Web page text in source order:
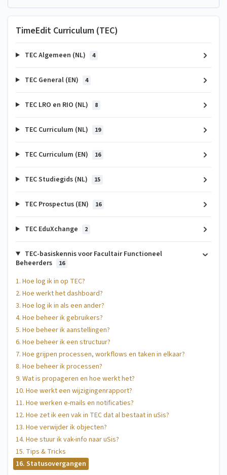
TimeEdit Curriculum (TEC)
TEC Algemeen (NL) 4
TEC General (EN) 4
TEC LRO en RIO (NL) 8
TEC Curriculum (NL) 19
TEC Curriculum (EN) 16
TEC Studiegids (NL) 15
TEC Prospectus (EN) 16
TEC EduXchange 2
TEC-basiskennis voor Facultair Functioneel
Beheerders
16
1. Hoe log ik in op TEC?
2. Hoe werkt het dashboard?
3. Hoe log ik in als een ander?
4. Hoe beheer ik gebruikers?
5. Hoe beheer ik aanstellingen?
6. Hoe beheer ik een structuur?
7. Hoe grijpen processen, workflows en taken in elkaar?
8. Hoe beheer ik processen?
9. Wat is propageren en hoe werkt het?
10. Hoe werkt een wijzigingenrapport?
11. Hoe werken e-mails en notificaties?
12. Hoe zet ik een vak in TEC dat al bestaat in uSis?
13. Hoe verwijder ik objecten?
14. Hoe stuur ik vak-info naar uSis?
15. Tips & Tricks
16. Statusovergangen